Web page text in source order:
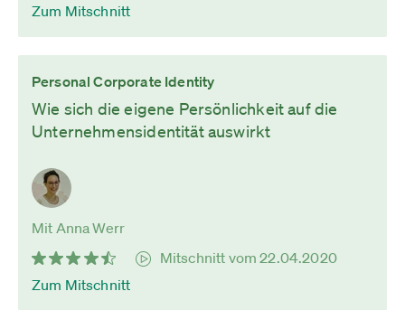
Zum Mitschnitt
Personal Corporate Identity
Wie sich die eigene Persönlichkeit auf die
Unternehmensidentität auswirkt
Mit Anna Werr
Mitschnitt vom 22.04.2020
Zum Mitschnitt